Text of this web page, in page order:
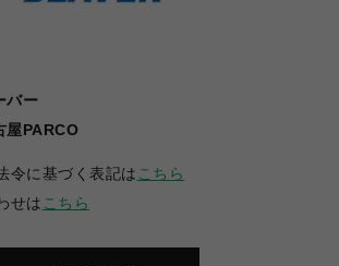
バー
屋PARCO
令に基づく表記は こちら
せは こちら